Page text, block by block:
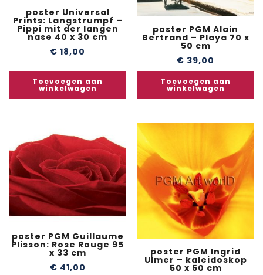
poster Universal
Prints: Langstrumpf –
Pippi mit der langen
nase 40 x 30 cm
€ 18,00
Toevoegen aan
winkelwagen
poster PGM Alain
Bertrand – Playa 70 x
50 cm
€ 39,00
Toevoegen aan
winkelwagen
poster PGM Guillaume
Plisson: Rose Rouge 95
x 33 cm
€ 41,00
poster PGM Ingrid
Ulmer – kaleidoskop
50 x 50 cm